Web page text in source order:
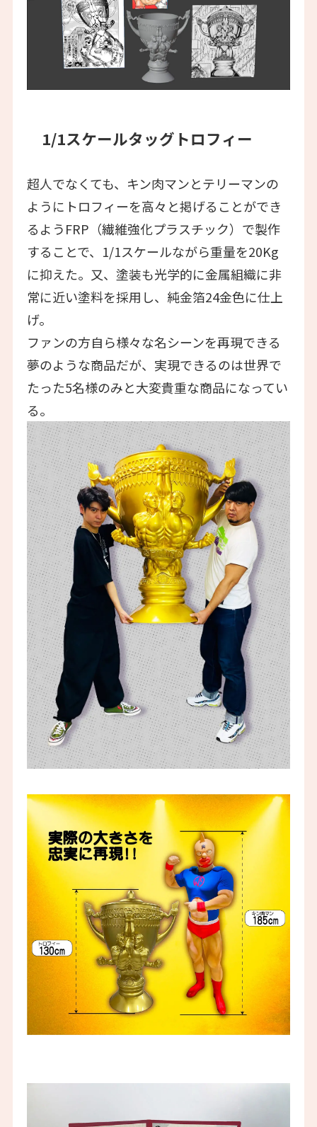
1/1スケールタッグトロフィー
超人でなくても、キン肉マンとテリーマンの
ようにトロフィーを高々と掲げることができ
るようFRP（繊維強化プラスチック）で製作
することで、1/1スケールながら重量を20Kg
に抑えた。又、塗装も光学的に金属組織に非
常に近い塗料を採用し、純金箔24金色に仕上
げ。
ファンの方自ら様々な名シーンを再現できる
夢のような商品だが、実現できるのは世界で
たった5名様のみと大変貴重な商品になってい
る。